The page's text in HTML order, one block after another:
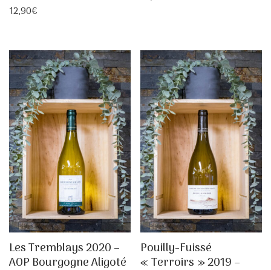
12,90€
Les Tremblays 2020 –
AOP Bourgogne Aligoté
Pouilly-Fuissé
« Terroirs » 2019 –